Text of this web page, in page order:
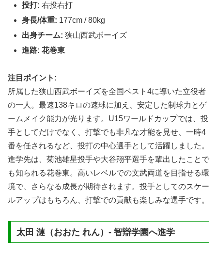
投打: 右投右打
身長/体重: 177cm / 80kg
出身チーム: 狭山西武ボーイズ
進路: 花巻東
注目ポイント:
所属した狭山西武ボーイズを全国ベスト4に導いた立役者
の一人。最速138キロの速球に加え、安定した制球力とゲ
ームメイク能力が光ります。U15ワールドカップでは、投
手としてだけでなく、打撃でも非凡な才能を見せ、一時4
番を任されるなど、投打の中心選手として活躍しました。
進学先は、菊池雄星投手や大谷翔平選手を輩出したことで
も知られる花巻東。高いレベルでの文武両道を目指せる環
境で、さらなる成長が期待されます。投手としてのスケー
ルアップはもちろん、打撃での貢献も楽しみな選手です。
太田 漣（おおた れん）- 智辯学園へ進学